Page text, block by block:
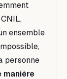
ensemble
personne
manière